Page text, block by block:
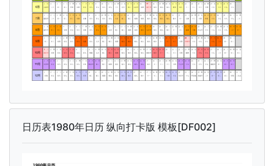
日历表1980年日历 纵向打卡版 模板[DF002]